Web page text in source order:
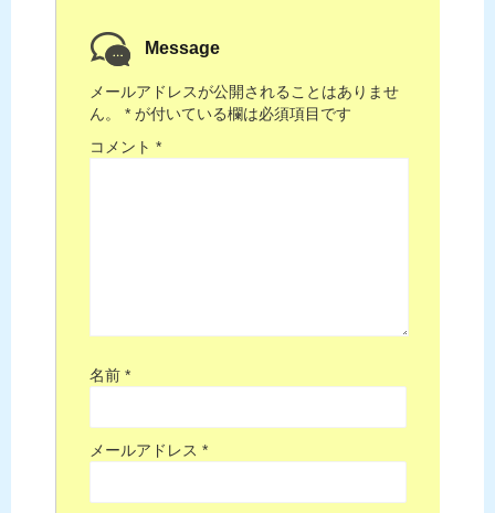
Message
メールアドレスが公開されることはありませ
ん。
* が付いている欄は必須項目です
コメント *
名前 *
メールアドレス *